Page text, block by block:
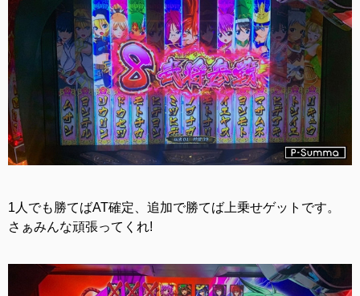
1人でも勝てばAT確定、追加で勝てば上乗せゲットです。
さぁみんな頑張ってくれ!